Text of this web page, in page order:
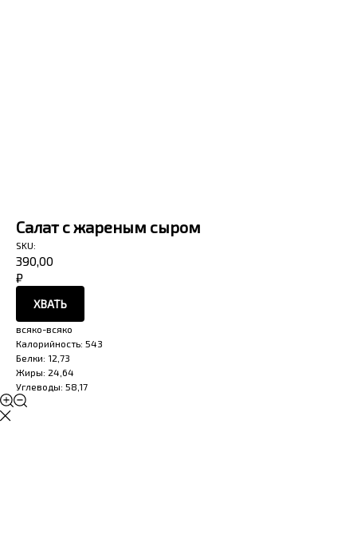
Салат с жареным сыром
SKU:
390,00
₽
ХВАТЬ
всяко-всяко
Калорийность: 543
Белки: 12,73
Жиры: 24,64
Углеводы: 58,17